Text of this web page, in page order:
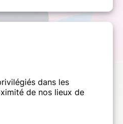
dans les
de nos lieux de